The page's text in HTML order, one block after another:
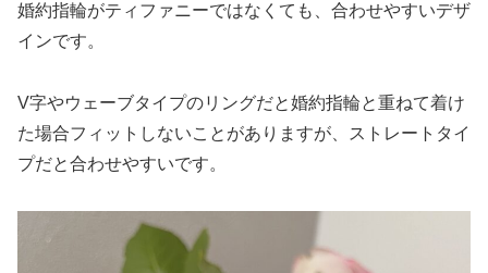
婚約指輪がティファニーではなくても、合わせやすいデザ
インです。
V字やウェーブタイプのリングだと婚約指輪と重ねて着け
た場合フィットしないことがありますが、ストレートタイ
プだと合わせやすいです。